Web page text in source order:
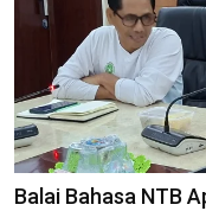
Balai Bahasa NTB